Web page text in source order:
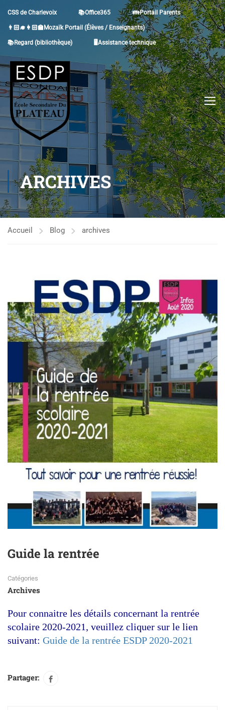
CSS de Charlevoix 📚Office365 👪Portail Parents
👨🏻‍🎓👩🏻‍🏫Mozaïk Portail (Élèves / Enseignants)
📚Regard (bibliothèque) 🖥Assistance technique
ARCHIVES
Accueil Blog archives
Guide la rentrée
Catégories
Archives
Pour connaitre les détails concernant la rentrée
scolaire 2020-2021, veuillez cliquer sur le lien
suivant: Guide de la rentrée ESDP 2020-2021
Partager: